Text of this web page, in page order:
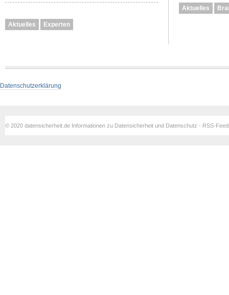
Aktuelles Experten
Aktuelles
Datenschutzerklärung
© 2020 datensicherheit.de Informationen zu Datensicherheit und Datenschutz - RSS-